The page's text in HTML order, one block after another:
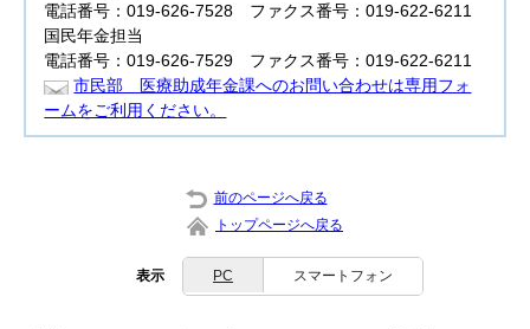
電話番号：019-626-7528 ファクス番号：019-622-6211
国民年金担当
電話番号：019-626-7529 ファクス番号：019-622-6211
市民部 医療助成年金課へのお問い合わせは専用フォ
ームをご利用ください。
前のページへ戻る
トップページへ戻る
表示 PC スマートフォン